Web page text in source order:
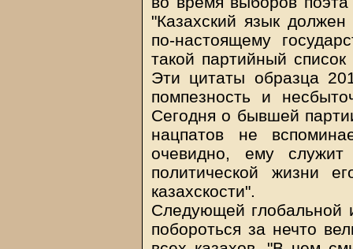
"Казахский язык
по-настоящему
такой партийный
Эти цитаты образца
помпезность и
Сегодня о бывшей
нацпатов не
очевидно, ему
политической жизни
казахскости".
Следующей глобальной
побороться за нечто